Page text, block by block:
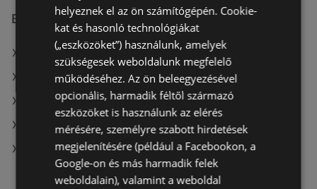
Benu Gyógyszertárak üzletek itt:
Benu Gyógyszertárak itt: Tabi
Benu Gyógyszertárak itt: Szentendrei
Benu Gyógyszertárak itt: Keszthely
Benu Gyógyszertárak itt: Baktalórántházai
Benu Gyógyszertárak itt: Szécsényi
helyeznek el az ön számítógépén. Cookie-
kat és hasonló technológiákat
(„eszközöket”) használunk, amelyek
szükségesek weboldalunk megfelelő
működéséhez. Az ön beleegyezésével
opcionális, harmadik féltől származó
eszközöket is használunk az elérés
mérésére, személyre szabott hirdetések
megjelenítésére (például a Facebookon, a
Google-on és más harmadik felek
weboldalain), valamint a weboldal